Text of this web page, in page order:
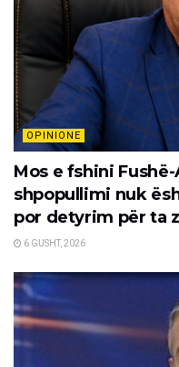
OPINIONE
Mos e fshini
shpopullimi nuk
por detyrim për ta
6 GUSHT, 2026